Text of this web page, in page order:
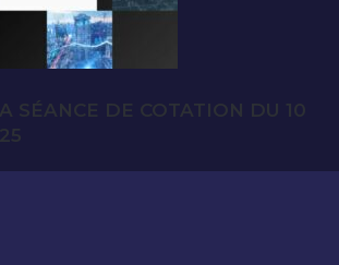
SÉANCE DE COTATION DU 10